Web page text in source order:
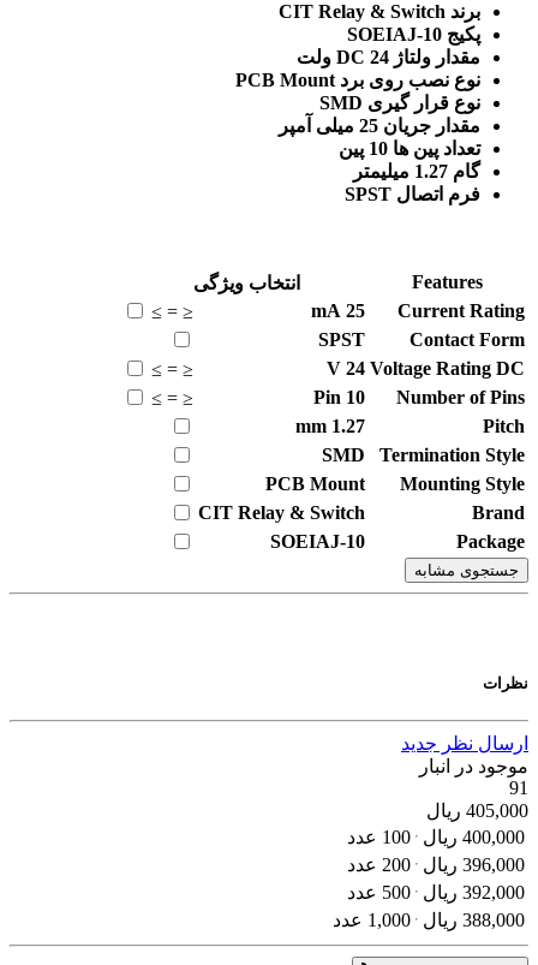
برند CIT Relay & Switch
پکیج SOEIAJ-10
مقدار ولتاژ DC 24 ولت
نوع نصب روی برد PCB Mount
نوع قرار گیری SMD
مقدار جریان 25 میلی آمپر
تعداد پین ها 10 پین
گام 1.27 میلیمتر
فرم اتصال SPST
Features
انتخاب ویژگی
Current Rating
25
mA
≤
=
≥
Contact Form
SPST
Voltage Rating DC
24
V
≤
=
≥
Number of Pins
10
Pin
≤
=
≥
Pitch
1.27
mm
Termination Style
SMD
Mounting Style
PCB Mount
Brand
CIT Relay & Switch
Package
SOEIAJ-10
جستجوی مشابه
نظرات
ارسال نظر جدید
موجود در انبار
91
405,000 ریال
400,000 ریال
100 عدد
396,000 ریال
200 عدد
392,000 ریال
500 عدد
388,000 ریال 1,000 عدد